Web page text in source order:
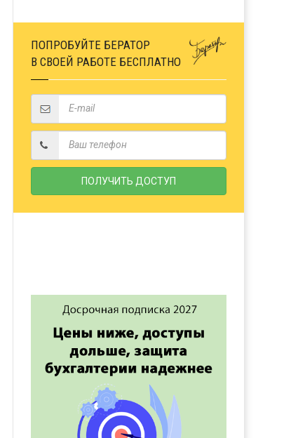
ПОПРОБУЙТЕ БЕРАТОР
В СВОЕЙ РАБОТЕ БЕСПЛАТНО